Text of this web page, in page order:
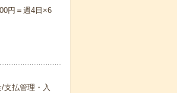
円＝週4日×6
支払管理・入